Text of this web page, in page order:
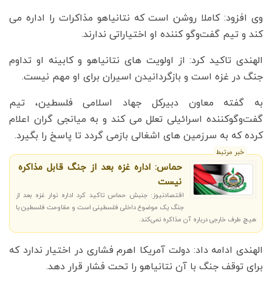
وی افزود: کاملا روشن است که نتانیاهو مذاکرات را اداره می
کند و تیم گفت‌وگو کننده او اختیاراتی ندارند.
الهندی تاکید کرد: از اولویت های نتانیاهو و کابینه او تداوم
جنگ در غزه است و بازگردانیدن اسیران برای او مهم نیست.
به گفته معاون دبیرکل جهاد اسلامی فلسطین، تیم
گفت‌وگوکننده اسرائیلی تعلل می کند و به میانجی گران اعلام
کرده که به سرزمین های اشغالی بازمی گردد تا پاسخ را بگیرد.
خبر مرتبط
حماس: اداره غزه بعد از جنگ قابل مذاکره
نیست
اقتصادنیوز: جنبش حماس تاکید کرد اداره نوار غزه بعد از
جنگ یک موضوع داخلی فلسطینی است و مقاومت فلسطین با
هیچ طرف خارجی درباره آن مذاکره نمی‌کند.
الهندی ادامه داد: دولت آمریکا اهرم فشاری در اختیار ندارد که
برای توقف جنگ با آن نتانیاهو را تحت فشار قرار دهد.